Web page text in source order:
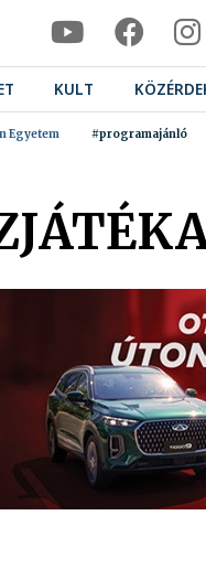
KULT
Egyetem #programajánló